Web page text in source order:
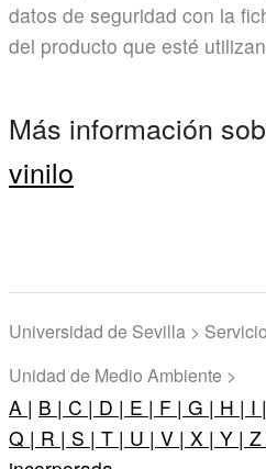
datos de seguridad con la
del producto que esté
Más información
vinilo
Universidad de Sevilla >
Unidad de Medio Ambiente >
A | B | C | D | E | F | G | H | I |
Q | R | S | T | U | V | X | Y | Z